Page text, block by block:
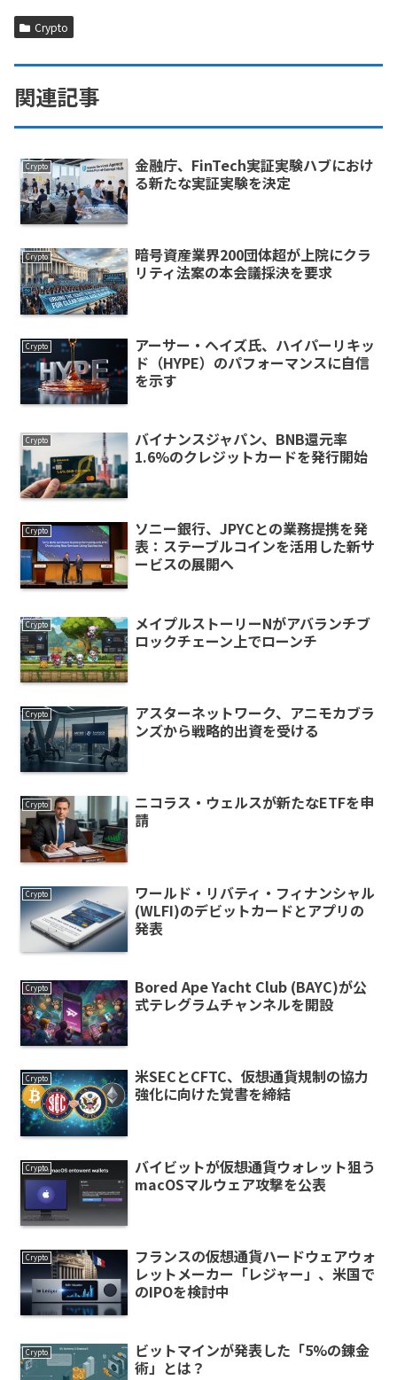
Crypto
関連記事
Crypto
金融庁、FinTech実証実験ハブにおけ
る新たな実証実験を決定
Crypto
暗号資産業界200団体超が上院にクラ
リティ法案の本会議採決を要求
Crypto
アーサー・ヘイズ氏、ハイパーリキッ
ド（HYPE）のパフォーマンスに自信
を示す
Crypto
バイナンスジャパン、BNB還元率
1.6%のクレジットカードを発行開始
Crypto
ソニー銀行、JPYCとの業務提携を発
表：ステーブルコインを活用した新サ
ービスの展開へ
Crypto
メイプルストーリーNがアバランチブ
ロックチェーン上でローンチ
Crypto
アスターネットワーク、アニモカブラ
ンズから戦略的出資を受ける
Crypto
ニコラス・ウェルスが新たなETFを申
請
Crypto
ワールド・リバティ・フィナンシャル
(WLFI)のデビットカードとアプリの
発表
Crypto
Bored Ape Yacht Club (BAYC)が公
式テレグラムチャンネルを開設
Crypto
米SECとCFTC、仮想通貨規制の協力
強化に向けた覚書を締結
Crypto
バイビットが仮想通貨ウォレット狙う
macOSマルウェア攻撃を公表
Crypto
フランスの仮想通貨ハードウェアウォ
レットメーカー「レジャー」、米国で
のIPOを検討中
Crypto
ビットマインが発表した「5%の錬金
術」とは？